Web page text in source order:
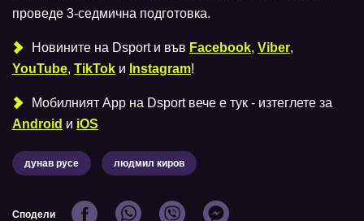
проведе 3-седмична подготовка.
Новините на Dsport и във Facebook, Viber,
YouTube, TikTok и Instagram!
Мобилният Аpp на Dsport вече е тук - изтеглете за
Android и iOS
дунав русе людмил киров
Сподели